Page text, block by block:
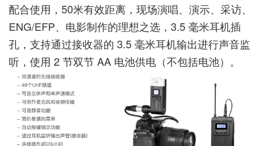
配合使用，50米有效距离，现场演唱、演示、采访、
ENG/EFP、电影制作的理想之选，3.5 毫米耳机插
孔，支持通过接收器的 3.5 毫米耳机输出进行声音监
听，使用 2 节双节 AA 电池供电（不包括电池）。